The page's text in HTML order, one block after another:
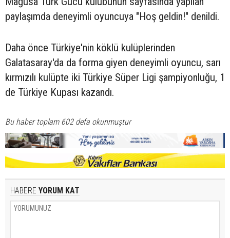
paylaşımda deneyimli oyuncuya "Hoş geldin!" denildi.
Daha önce Türkiye'nin köklü kulüplerinden
Galatasaray'da da forma giyen deneyimli oyuncu, sarı
kırmızılı kulüpte iki Türkiye Süper Ligi şampiyonluğu, 1
de Türkiye Kupası kazandı.
Bu haber toplam 602 defa okunmuştur
HABERE YORUM KAT